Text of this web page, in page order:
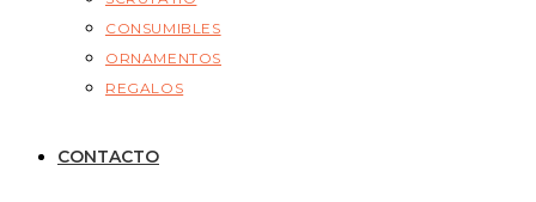
CONSUMIBLES
ORNAMENTOS
REGALOS
CONTACTO